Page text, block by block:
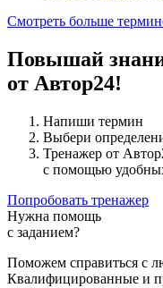
Смотреть больше
Повышай
от Автор24!
Напиши термин
Выбери
Тренажер от
с помощью
Попробовать тренажер
Нужна помощь
с заданием?
Поможем справиться с
Квалифицированные и